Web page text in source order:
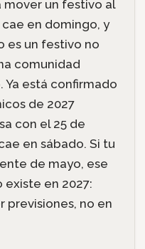
mover un festivo al
en domingo, y
es un festivo no
comunidad
está confirmado
de 2027
con el 25 de
en sábado. Si tu
de mayo, ese
en 2027:
previsiones, no en